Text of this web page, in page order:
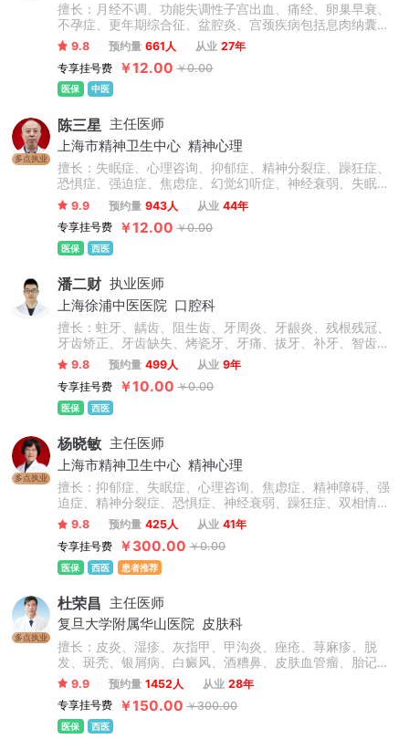
擅长：月经不调、功能失调性子宫出血、痛经、卵巢早衰、
不孕症、更年期综合征、盆腔炎、宫颈疾病包括息肉纳囊病
毒感染等、卵巢囊肿、子宫肌瘤、乳腺增生、情志抑郁焦虑
失眠调理、内分泌失调、肥胖症、外阴炎、外阴白斑、阴道
炎、阴道菌群失调。
9.8 预约量 661人 从业 27年
专享挂号费
￥12.00 ￥0.00
医保 中医
多点执业
陈三星 主任医师
上海市精神卫生中心 精神心理
擅长：失眠症、心理咨询、抑郁症、精神分裂症、躁狂症、
恐惧症、强迫症、焦虑症、幻觉幻听症、神经衰弱、失眠多
梦、脑损伤、精神障碍、青少年抑郁症、双相情感障碍、疑
病症、植物神经紊乱、情绪障碍心理治疗、心理干预、创伤
后应激障碍等精神心理疾病的诊断与精准个性化治疗。擅于
运用心理学原理疏导情绪问题、人际关系问题。
9.9 预约量 943人 从业 44年
专享挂号费
￥12.00 ￥0.00
医保 西医
潘二财 执业医师
上海徐浦中医医院
口腔科
擅长：蛀牙、龋齿、阻生齿、牙周炎、牙龈炎、残根残冠、
牙齿矫正、牙齿缺失、烤瓷牙、牙痛、拔牙、补牙、智齿、
根管治疗等，此外对于前牙美容修复、牙齿缺失的冠(桥)修
复、以及咬合重建的复杂义齿修复、全口义齿修复、直丝弓
矫正、自锁矫正、隐形矫正、牙齿美容、牙齿修复、烤瓷
牙、美白贴面等技术操作熟练，临床经验丰富。
9.8 预约量 499人 从业 9年
专享挂号费
￥10.00 ￥0.00
医保 西医
多点执业
杨晓敏 主任医师
上海市精神卫生中心 精神心理
擅长：抑郁症、失眠症、心理咨询、焦虑症、精神障碍、强
迫症、精神分裂症、恐惧症、神经衰弱、躁狂症、双相情感
障碍、心理障碍、神经官能症、头晕头疼、植物神经紊乱、
自闭症、儿童抽动症、人格障碍、酒精依赖症、成人/青少年
心理咨询、青少年情绪与行为障碍。
9.8 预约量 425人 从业 41年
专享挂号费
￥300.00 ￥0.00
医保 西医 患者推荐
多点执业
杜荣昌 主任医师
复旦大学附属华山医院 皮肤科
擅长：皮炎、湿疹、灰指甲、甲沟炎、痤疮、荨麻疹、脱
发、斑秃、银屑病、白癜风、酒糟鼻、皮肤血管瘤、胎记、
瘢痕疙瘩、结节性痒疹、激素脸、血管痣、太田痣、汗疱
疹、老年性白斑、职业病皮肤病、化妆品不良反应等常见皮
肤病和疑难疾病，在皮肤病治疗领域有很深的造诣。
9.9 预约量 1452人 从业 28年
专享挂号费
￥150.00 ￥300.00
医保 西医